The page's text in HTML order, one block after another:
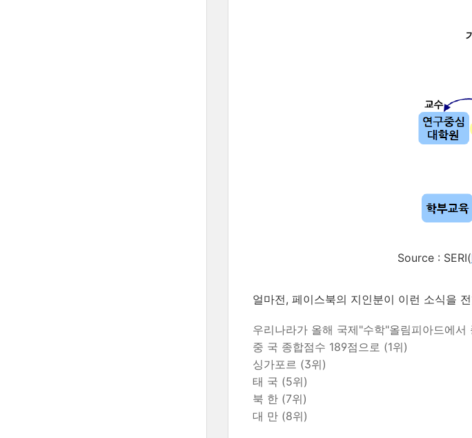
Source : SERI(
얼마전, 페이스북의 지인분이 이런 소식을
우리나라가 올해 국제"수학"올림피아드에서
중 국 종합점수 189점으로 (1위)
싱가포르 (3위)
태 국 (5위)
북 한 (7위)
대 만 (8위)